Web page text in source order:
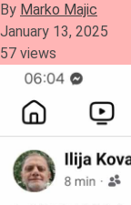
By Marko Majic
January 13, 2025
57 views